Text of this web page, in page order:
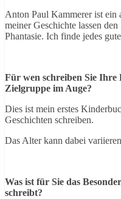
Anton Paul Kammerer ist ein
meiner Geschichte lassen
Phantasie. Ich finde jedes
Für wen schreiben Sie Ihre
Zielgruppe im Auge?
Dies ist mein erstes
Geschichten schreiben.
Das Alter kann dabei
Was ist für Sie das
schreibt?